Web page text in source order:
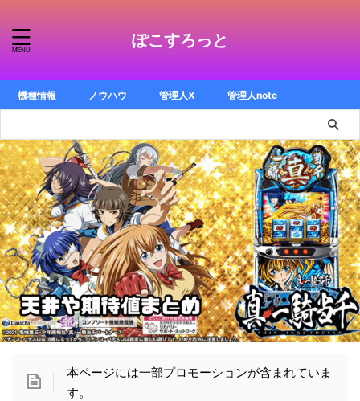
ぽこすろっと
機種情報 ノウハウ 管理人X 管理人note
本ページには一部プロモーションが含まれていま
す。